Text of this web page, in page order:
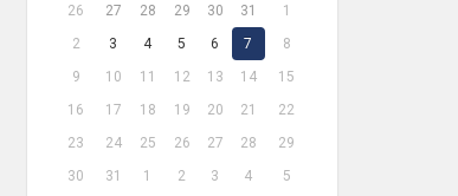
26 27 28 29 30 31
1
2
3 4 5 6 7
8
9
10 11 12 13 14
15
16
17 18 19 20 21
22
23
24 25 26 27 28
29
30
31 1 2 3 4 5